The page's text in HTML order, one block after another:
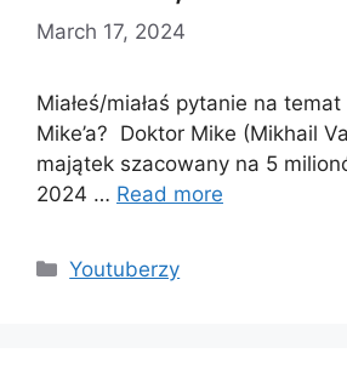
March 17, 2024
Miałeś/miałaś pytanie na
Mike’a? Doktor Mike (Mikhail
majątek szacowany na 5
2024 … Read more
Categories
Youtuberzy